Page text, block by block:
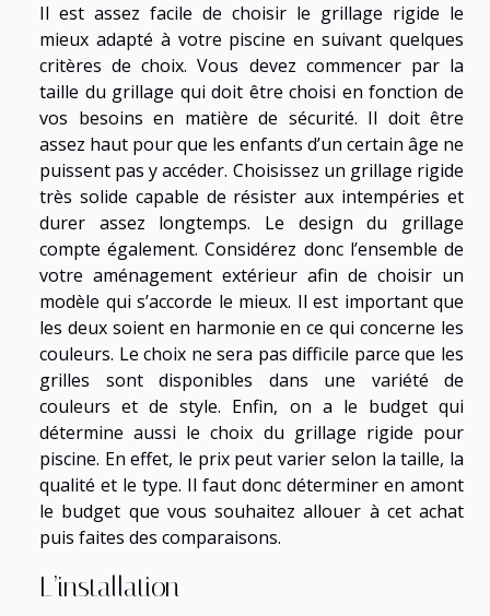
Il est assez facile de choisir le grillage rigide le
mieux adapté à votre piscine en suivant quelques
critères de choix. Vous devez commencer par la
taille du grillage qui doit être choisi en fonction de
vos besoins en matière de sécurité. Il doit être
assez haut pour que les enfants d’un certain âge ne
puissent pas y accéder. Choisissez un grillage rigide
très solide capable de résister aux intempéries et
durer assez longtemps. Le design du grillage
compte également. Considérez donc l’ensemble de
votre aménagement extérieur afin de choisir un
modèle qui s’accorde le mieux. Il est important que
les deux soient en harmonie en ce qui concerne les
couleurs. Le choix ne sera pas difficile parce que les
grilles sont disponibles dans une variété de
couleurs et de style. Enfin, on a le budget qui
détermine aussi le choix du grillage rigide pour
piscine. En effet, le prix peut varier selon la taille, la
qualité et le type. Il faut donc déterminer en amont
le budget que vous souhaitez allouer à cet achat
puis faites des comparaisons.
L’installation